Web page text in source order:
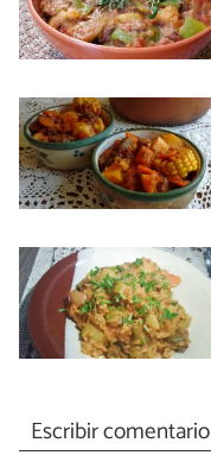
Escribir comentario